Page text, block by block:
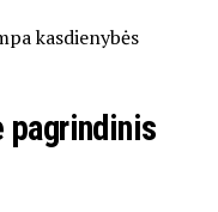
kasdienybės
pagrindinis